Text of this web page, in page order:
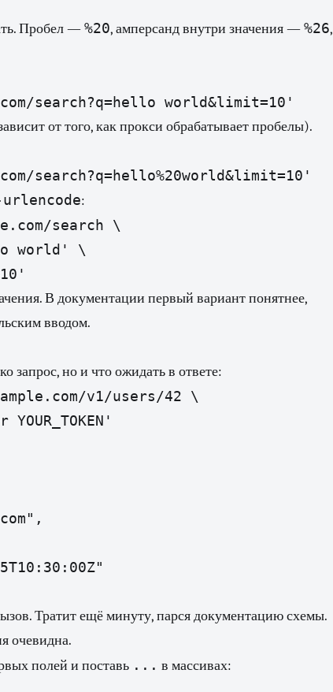
Пробел —%20, амперсанд внутри значения —%26,
от того, как прокси обрабатывает пробелы).
:
search \
world' \
В документации первый вариант понятнее,
вводом.
запрос, но и что ожидать в ответе:
v1/users/42 \
Тратит ещё минуту, парся документацию схемы.
очевидна.
полей и поставь ... в массивах: